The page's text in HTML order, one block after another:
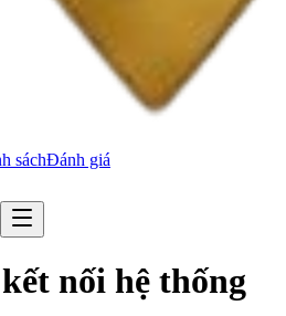
sáchĐánh giá
nối hệ thống